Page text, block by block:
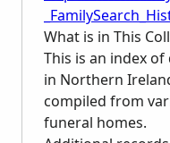
What is in This
This is an index of
in Northern
compiled from
funeral homes.